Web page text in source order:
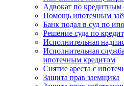
Адвокат по кредитным
Помощь ипотечным
Банк подал в суд по
Решение суда по
Исполнительная
Исполнительная
ипотечным кредитом
Снятие ареста с
Защита прав заемщика